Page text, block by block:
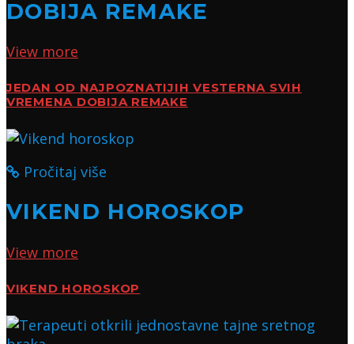
DOBIJA REMAKE
View more
JEDAN OD NAJPOZNATIJIH VESTERNA SVIH
VREMENA DOBIJA REMAKE
Pročitaj više
VIKEND HOROSKOP
View more
VIKEND HOROSKOP